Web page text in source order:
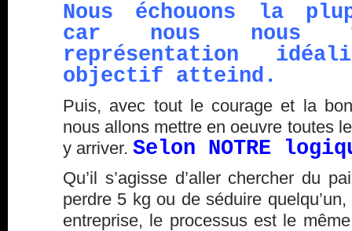
Nous échouons la
car nous nous
représentation
objectif atteind.
Puis, avec tout le courage et la
nous allons mettre en oeuvre toutes
y arriver. Selon NOTRE
Qu’il s’agisse d’aller chercher du
perdre 5 kg ou de séduire
entreprise, le processus est le